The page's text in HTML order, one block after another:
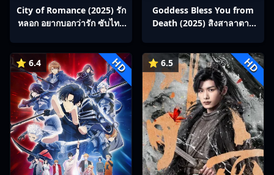
City of Romance (2025) รัก
หลอก อยากบอกว่ารัก ซับไทย
Goddess Bless You from
Death (2025) สิงสาลาตาย
⭐ 6.4 HD ⭐ 6.5 HD